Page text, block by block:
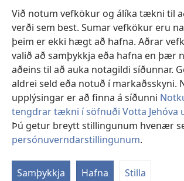
Við notum vefkökur og álíka tækni til
verði sem best. Sumar vefkökur eru
þeim er ekki hægt að hafna. Aðrar
valið að samþykkja eða hafna en þær
aðeins til að auka notagildi síðunnar.
aldrei seld eða notuð í markaðsskyni.
upplýsingar er að finna á síðunni
tengdrar tækni í söfnuði Votta Jehóva
Þú getur breytt stillingunum hvenær
persónuverndarstillingunum.
Samþykkja Hafna Stilla
glugga)
VEFBÓKASAFN Varðturnsins
(opnast
nýjum
glugga)
JW Hub
(opnast
nýjum JW Library -appið
Copyright © 2026 Watch Tower Bible and Tract
NOTKUNARSKILMÁLAR|
PERSÓNUVERNDARSTILLINGAR